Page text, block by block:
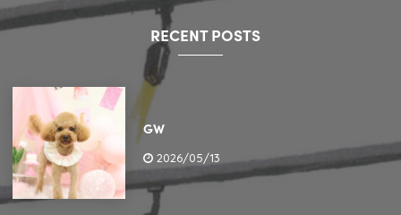
RECENT POSTS
GW
2026/05/13